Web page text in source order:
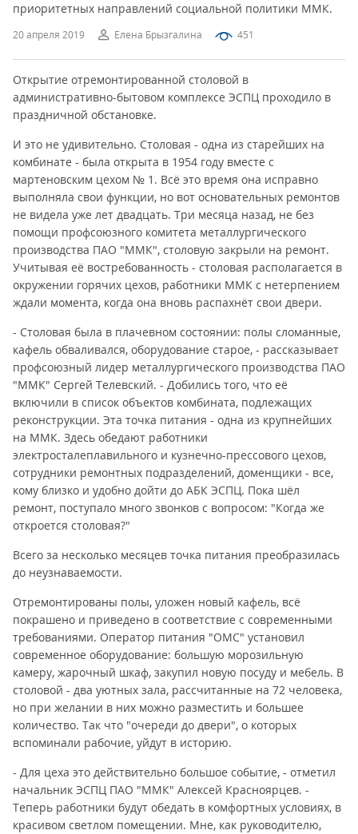
20 апреля 2019 Елена Брызгалина 451
приоритетных направлений социальной политики ММК.
Открытие отремонтированной столовой в
административно-бытовом комплексе ЭСПЦ проходило в
праздничной обстановке.
И это не удивительно. Столовая - одна из старейших на
комбинате - была открыта в 1954 году вместе с
мартеновским цехом № 1. Всё это время она исправно
выполняла свои функции, но вот основательных ремонтов
не видела уже лет двадцать. Три месяца назад, не без
помощи профсоюзного комитета металлургического
производства ПАО "ММК", столовую закрыли на ремонт.
Учитывая её востребованность - столовая располагается в
окружении горячих цехов, работники ММК с нетерпением
ждали момента, когда она вновь распахнёт свои двери.
- Столовая была в плачевном состоянии: полы сломанные,
кафель обваливался, оборудование старое, - рассказывает
профсоюзный лидер металлургического производства ПАО
"ММК" Сергей Телевский. - Добились того, что её
включили в список объектов комбината, подлежащих
реконструкции. Эта точка питания - одна из крупнейших
на ММК. Здесь обедают работники
электросталеплавильного и кузнечно-прессового цехов,
сотрудники ремонтных подразделений, доменщики - все,
кому близко и удобно дойти до АБК ЭСПЦ. Пока шёл
ремонт, поступало много звонков с вопросом: "Когда же
откроется столовая?"
Всего за несколько месяцев точка питания преобразилась
до неузнаваемости.
Отремонтированы полы, уложен новый кафель, всё
покрашено и приведено в соответствие с современными
требованиями. Оператор питания "ОМС" установил
современное оборудование: большую морозильную
камеру, жарочный шкаф, закупил новую посуду и мебель. В
столовой - два уютных зала, рассчитанные на 72 человека,
но при желании в них можно разместить и большее
количество. Так что "очереди до двери", о которых
вспоминали рабочие, уйдут в историю.
- Для цеха это действительно большое событие, - отметил
начальник ЭСПЦ ПАО "ММК" Алексей Красноярцев. -
Теперь работники будут обедать в комфортных условиях, в
красивом светлом помещении. Мне, как руководителю,